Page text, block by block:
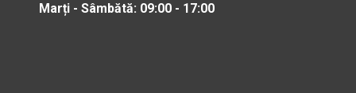
Marți - Sâmbătă: 09:00 - 17:00